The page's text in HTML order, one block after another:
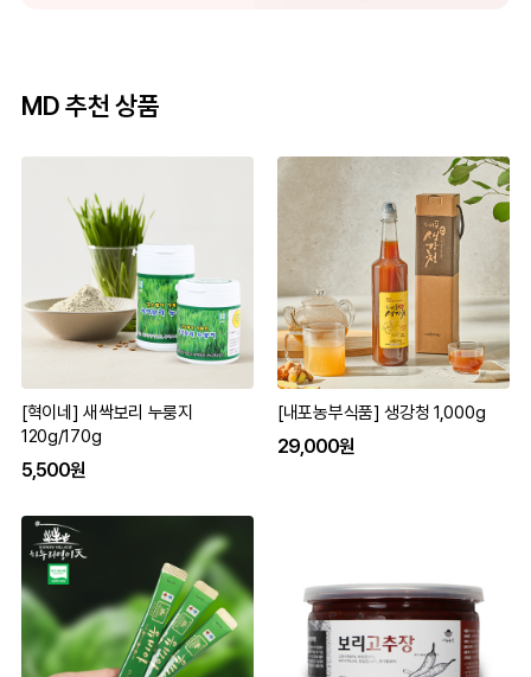
MD 추천 상품
[혁이네] 새싹보리 누룽지
120g/170g
5,500원
[내포농부식품] 생강청 1,000g
29,000원